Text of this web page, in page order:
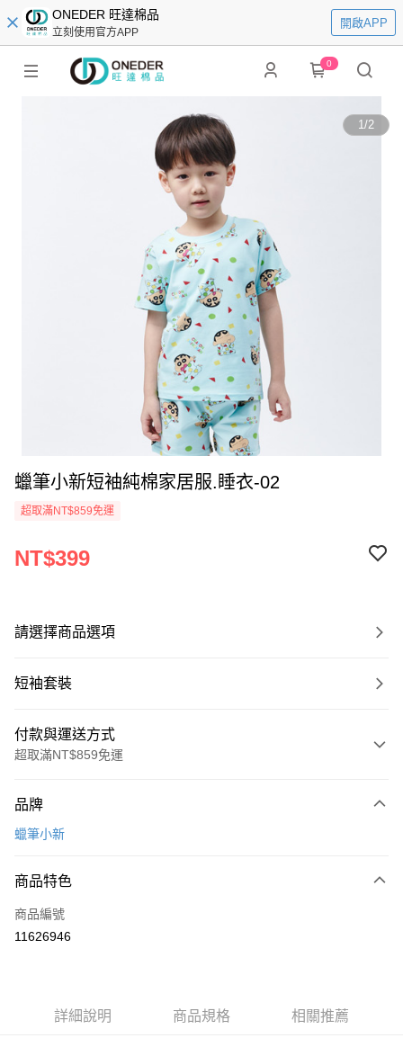
ONEDER 旺達棉品
立刻使用官方APP
開啟APP
0
1/2
蠟筆小新短袖純棉家居服.睡衣-02
超取滿NT$859免運
NT$399
請選擇商品選項
短袖套裝
付款與運送方式
超取滿NT$859免運
信用卡一次付款
LINE Pay
Apple Pay
ATM付款
品牌
蠟筆小新
商品特色
商品編號
11626946
詳細說明 商品規格 相關推薦